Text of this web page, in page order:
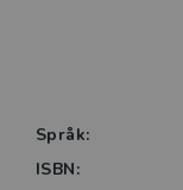
Språk:
ISBN: